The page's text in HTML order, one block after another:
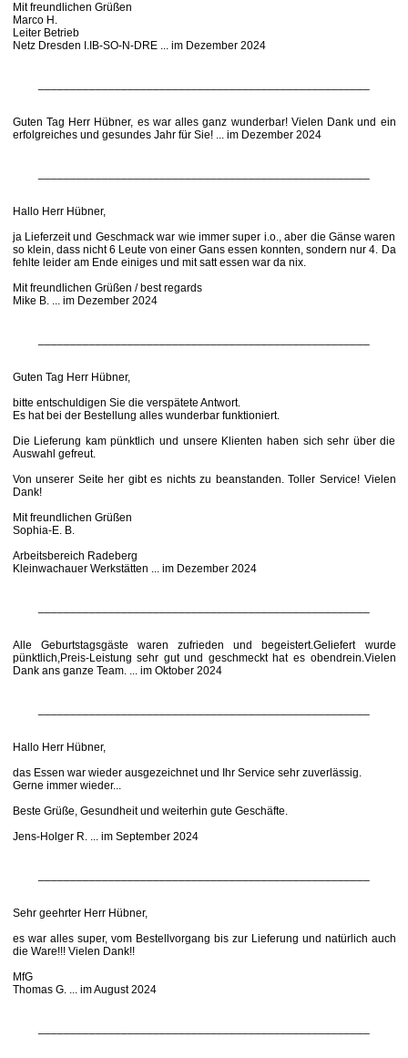
Mit freundlichen Grüßen
Marco H.
Leiter Betrieb
Netz Dresden I.IB-SO-N-DRE ... im Dezember 2024
Guten Tag Herr Hübner, es war alles ganz wunderbar! Vielen Dank und ein
erfolgreiches und gesundes Jahr für Sie! ... im Dezember 2024
Hallo Herr Hübner,
ja Lieferzeit und Geschmack war wie immer super i.o., aber die Gänse waren
so klein, dass nicht 6 Leute von einer Gans essen konnten, sondern nur 4. Da
fehlte leider am Ende einiges und mit satt essen war da nix.
Mit freundlichen Grüßen / best regards
Mike B. ... im Dezember 2024
Guten Tag Herr Hübner,
bitte entschuldigen Sie die verspätete Antwort.
Es hat bei der Bestellung alles wunderbar funktioniert.
Die Lieferung kam pünktlich und unsere Klienten haben sich sehr über die
Auswahl gefreut.
Von unserer Seite her gibt es nichts zu beanstanden. Toller Service! Vielen
Dank!
Mit freundlichen Grüßen
Sophia-E. B.
Arbeitsbereich Radeberg
Kleinwachauer Werkstätten ... im Dezember 2024
Alle Geburtstagsgäste waren zufrieden und begeistert.Geliefert wurde
pünktlich,Preis-Leistung sehr gut und geschmeckt hat es obendrein.Vielen
Dank ans ganze Team. ... im Oktober 2024
Hallo Herr Hübner,
das Essen war wieder ausgezeichnet und Ihr Service sehr zuverlässig.
Gerne immer wieder...
Beste Grüße, Gesundheit und weiterhin gute Geschäfte.
Jens-Holger R. ... im September 2024
Sehr geehrter Herr Hübner,
es war alles super, vom Bestellvorgang bis zur Lieferung und natürlich auch
die Ware!!! Vielen Dank!!
MfG
Thomas G. ... im August 2024